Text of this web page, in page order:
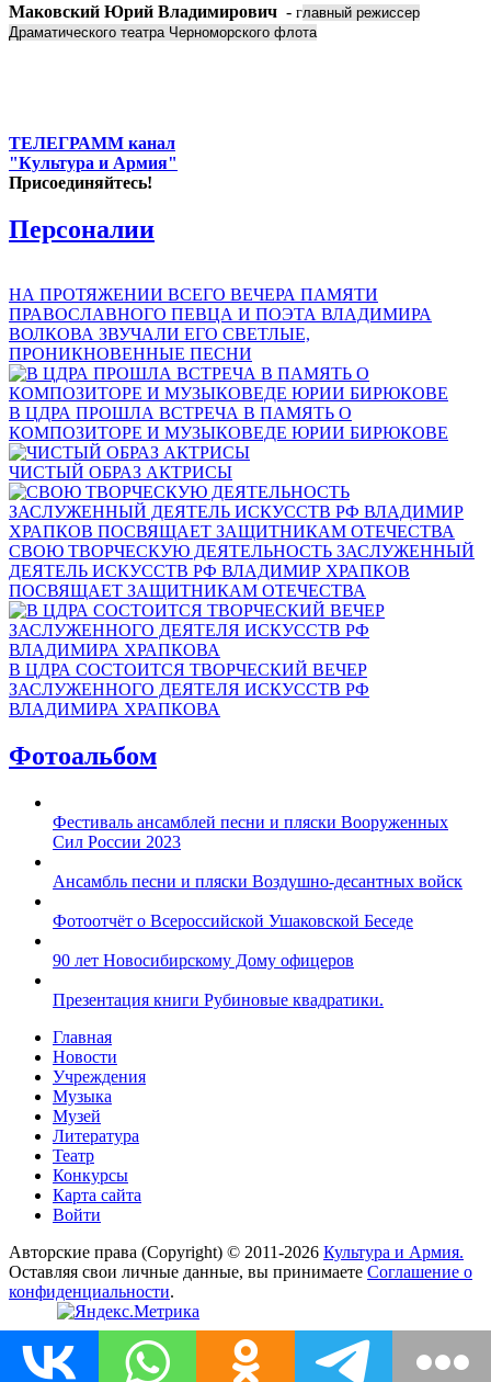
Маковский Юрий Владимирович - главный режиссер
Драматического театра Черноморского флота
ТЕЛЕГРАММ канал
"Культура и Армия"
Присоединяйтесь!
Персоналии
НА ПРОТЯЖЕНИИ ВСЕГО ВЕЧЕРА ПАМЯТИ
ПРАВОСЛАВНОГО ПЕВЦА И ПОЭТА ВЛАДИМИРА
ВОЛКОВА ЗВУЧАЛИ ЕГО СВЕТЛЫЕ,
ПРОНИКНОВЕННЫЕ ПЕСНИ
В ЦДРА ПРОШЛА ВСТРЕЧА В ПАМЯТЬ О
КОМПОЗИТОРЕ И МУЗЫКОВЕДЕ ЮРИИ БИРЮКОВЕ
ЧИСТЫЙ ОБРАЗ АКТРИСЫ
СВОЮ ТВОРЧЕСКУЮ ДЕЯТЕЛЬНОСТЬ ЗАСЛУЖЕННЫЙ
ДЕЯТЕЛЬ ИСКУССТВ РФ ВЛАДИМИР ХРАПКОВ
ПОСВЯЩАЕТ ЗАЩИТНИКАМ ОТЕЧЕСТВА
В ЦДРА СОСТОИТСЯ ТВОРЧЕСКИЙ ВЕЧЕР
ЗАСЛУЖЕННОГО ДЕЯТЕЛЯ ИСКУССТВ РФ
ВЛАДИМИРА ХРАПКОВА
Фотоальбом
Фестиваль ансамблей песни и пляски Вооруженных
Сил России 2023
Ансамбль песни и пляски Воздушно-десантных войск
Фотоотчёт о Всероссийской Ушаковской Беседе
90 лет Новосибирскому Дому офицеров
Презентация книги Рубиновые квадратики.
Главная
Новости
Учреждения
Музыка
Музей
Литература
Театр
Конкурсы
Карта сайта
Войти
Авторские права (Copyright) © 2011-2026 Культура и Армия.
Оставляя свои личные данные, вы принимаете Соглашение о
конфиденциальности.